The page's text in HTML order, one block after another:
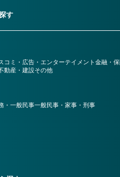
す
コミ・広告・エンターテイメント 金融・
動産・建設その他
・一般民事一般民事・家事・刑事